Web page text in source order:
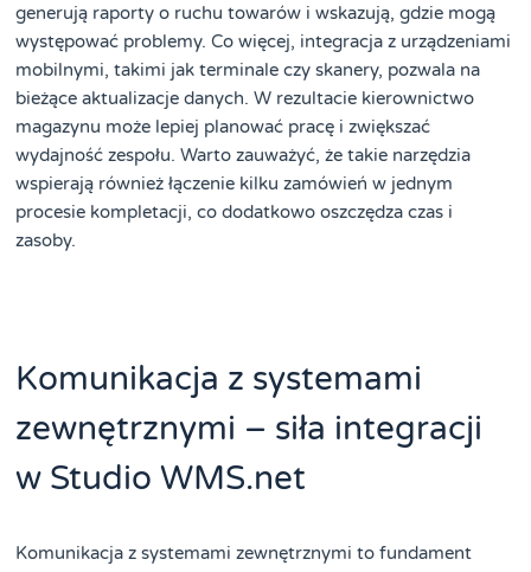
generują raporty o ruchu towarów i wskazują, gdzie mogą
występować problemy. Co więcej, integracja z urządzeniami
mobilnymi, takimi jak terminale czy skanery, pozwala na
bieżące aktualizacje danych. W rezultacie kierownictwo
magazynu może lepiej planować pracę i zwiększać
wydajność zespołu. Warto zauważyć, że takie narzędzia
wspierają również łączenie kilku zamówień w jednym
procesie kompletacji, co dodatkowo oszczędza czas i
zasoby.
Komunikacja z systemami
zewnętrznymi – siła integracji
w Studio WMS.net
Komunikacja z systemami zewnętrznymi to fundament